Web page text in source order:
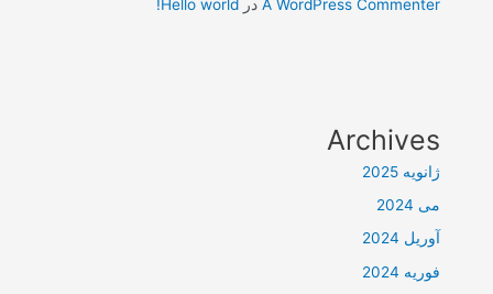
A WordPress Commenter درHello world!
Archives
ژانویه 2025
می 2024
آوریل 2024
فوریه 2024